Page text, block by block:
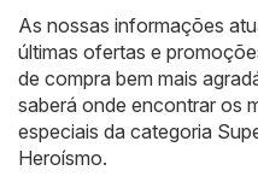
As nossas informações
últimas ofertas e
de compra bem mais
saberá onde encontrar os
especiais da categoria
Heroísmo.